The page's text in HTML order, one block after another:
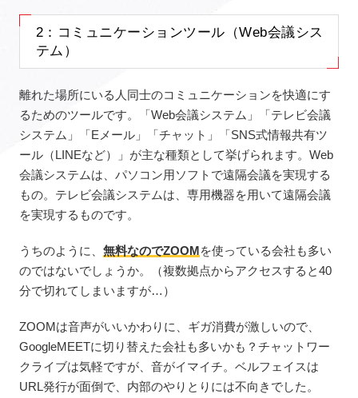
2：コミュニケーションツール（Web会議シス
テム）
離れた場所にいる人同士のコミュニケーションを快適にす
るためのツールです。「Web会議システム」「テレビ会議
システム」「Eメール」「チャット」「SNS式情報共有ツ
ール（LINEなど）」が主な種類として挙げられます。Web
会議システムは、パソコン用ソフトで遠隔会議を実現する
もの。テレビ会議システムは、専用機器を用いて遠隔会議
を実現するものです。
うちのように、 無料なのでZOOMを使っている会社も多い
のではないでしょうか。（複数拠点からアクセスすると40
分で切れてしまいますが…）
ZOOMは音声がいいかわりに、ギガ消費が激しいので、
GoogleMEETに切り替えた会社も多いかも？チャットワー
クライブは気軽ですが、音がイマイチ。ベルフェイスは
URL発行が面倒で、内部のやりとりには不向きでした。